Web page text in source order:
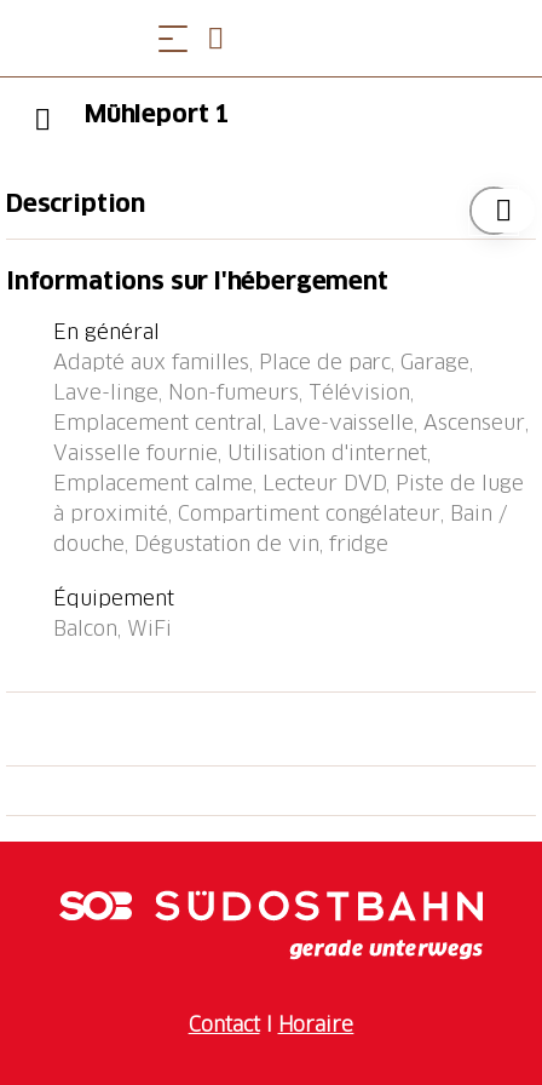
Mühleport 1
Description
"Adelboden, Mühleport" 93 m, gare ferroviaire
23.3 km.
Informations sur l'hébergement
En général
Adapté aux familles, Place de parc, Garage,
Lave-linge, Non-fumeurs, Télévision,
Emplacement central, Lave-vaisselle, Ascenseur,
Vaisselle fournie, Utilisation d'internet,
Emplacement calme, Lecteur DVD, Piste de luge
à proximité, Compartiment congélateur, Bain /
douche, Dégustation de vin, fridge
Équipement
Balcon, WiFi
ContactI Horaire